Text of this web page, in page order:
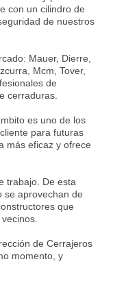
con un cilindro de
de nuestros
Mauer, Dierre,
Mcm, Tover,
de
cerraduras.
es uno de los
para futuras
más eficaz y ofrece
trabajo. De esta
se aprovechan de
que
de Cerrajeros
momento, y